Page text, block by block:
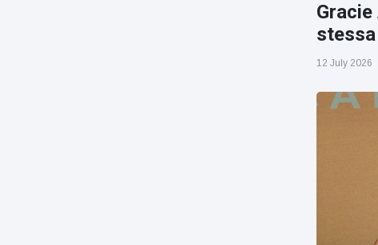
12 July 2026